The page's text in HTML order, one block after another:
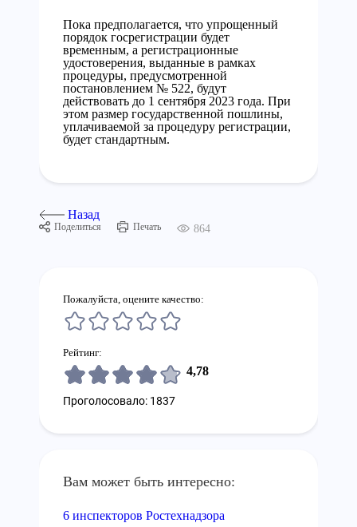
Пока предполагается, что упрощенный
порядок госрегистрации будет
временным, а регистрационные
удостоверения, выданные в рамках
процедуры, предусмотренной
постановлением № 522, будут
действовать до 1 сентября 2023 года. При
этом размер государственной пошлины,
уплачиваемой за процедуру регистрации,
будет стандартным.
Назад
Поделиться Печать 864
Пожалуйста, оцените качество:
Рейтинг:
4,78
Проголосовало: 1837
Вам может быть интересно:
6 инспекторов Ростехнадзора